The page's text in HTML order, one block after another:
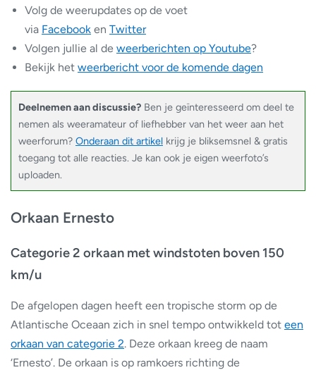
Volg de weerupdates op de voet
via Facebook en Twitter
Volgen jullie al de weerberichten op Youtube?
Bekijk het weerbericht voor de komende dagen
Deelnemen aan discussie? Ben je geïnteresseerd om deel te
nemen als weeramateur of liefhebber van het weer aan het
weerforum? Onderaan dit artikel krijg je bliksemsnel & gratis
toegang tot alle reacties. Je kan ook je eigen weerfoto’s
uploaden.
Orkaan Ernesto
Categorie 2 orkaan met windstoten boven 150
km/u
De afgelopen dagen heeft een tropische storm op de
Atlantische Oceaan zich in snel tempo ontwikkeld tot een
orkaan van categorie 2. Deze orkaan kreeg de naam
‘Ernesto’. De orkaan is op ramkoers richting de